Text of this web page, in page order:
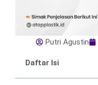
Putri Agustin
Daftar Isi